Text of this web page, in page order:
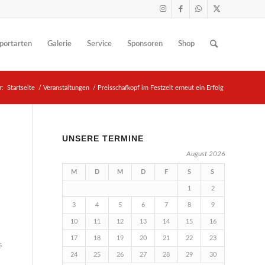
Galerie Service Sponsoren Shop
Startseite / Veranstaltungen / Preisschafkopf im Festzelt erneut ein Erfolg
UNSERE TERMINE
August 2026
M D M D F S S
1 2
3 4 5 6 7 8 9
10 11 12 13 14 15 16
17 18 19 20 21 22 23
24 25 26 27 28 29 30